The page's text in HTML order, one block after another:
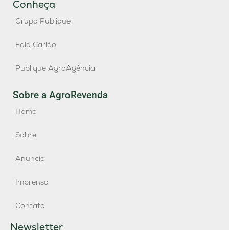
Conheça
Grupo Publique
Fala Carlão
Publique AgroAgência
Sobre a AgroRevenda
Home
Sobre
Anuncie
Imprensa
Contato
Newsletter